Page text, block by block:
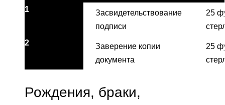
1
Засвидетельствование
подписи
25
2
Заверение копии
документа
25
Рождения, браки,